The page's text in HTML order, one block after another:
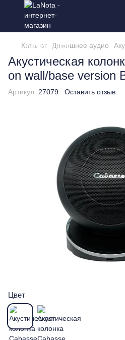
Каталог Домашнее аудио
Акустическая
on wall/base version
Артикул: 27079 Оставить отзыв
Цвет